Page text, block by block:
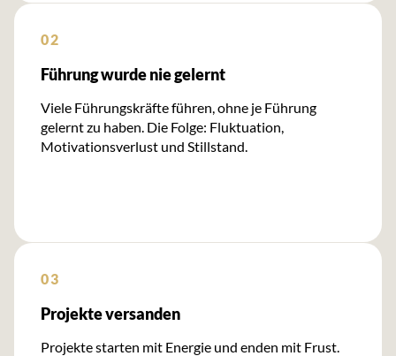
02
Führung wurde nie gelernt
Viele Führungskräfte führen, ohne je Führung
gelernt zu haben. Die Folge: Fluktuation,
Motivationsverlust und Stillstand.
03
Projekte versanden
Projekte starten mit Energie und enden mit Frust.